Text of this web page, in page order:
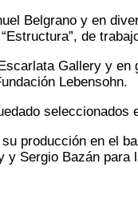
Belgrano y en
de
Gallery y
Lebensohn.
producción en el
y Sergio Bazán